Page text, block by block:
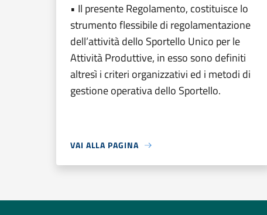
• Il presente Regolamento, costituisce lo
strumento flessibile di regolamentazione
dell’attività dello Sportello Unico per le
Attività Produttive, in esso sono definiti
altresì i criteri organizzativi ed i metodi di
gestione operativa dello Sportello.
VAI ALLA PAGINA